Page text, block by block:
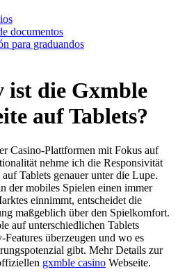
documentos
para graduandos
ist die Gxmble
auf Tablets?
Casino-Plattformen mit Fokus auf
nehme ich die Responsivität
Tablets genauer unter die Lupe.
der mobiles Spielen einen immer
einnimmt, entscheidet die
maßgeblich über den Spielkomfort.
auf unterschiedlichen Tablets
überzeugen und wo es
gibt. Mehr Details zur
gxmble casino Webseite.